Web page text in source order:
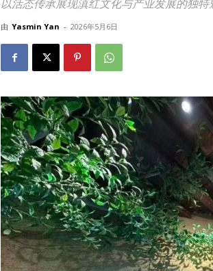
以活态传承展现滇红文化与产业发展的独特
由 Yasmin Yan - 2026年5月6日